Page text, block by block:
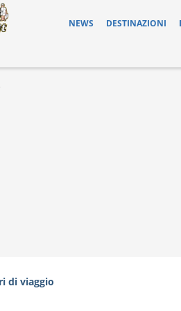
NEWS DESTINAZIONI
di viaggio